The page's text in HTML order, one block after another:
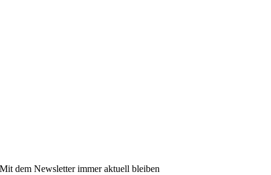
Mit dem Newsletter immer aktuell bleiben